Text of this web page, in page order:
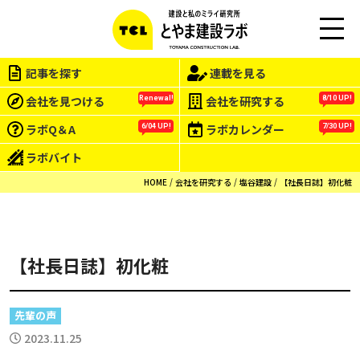
EN
記事を探す
連載を見る
会社を見つける
Renewal! 会社を研究する 8/10 UP!
ラボQ＆A 6/04 UP! ラボカレンダー 7/30 UP!
ラボバイト
HOME 会社を研究する 塩谷建設 【社長日誌】初化粧
【社長日誌】初化粧
先輩の声
2023.11.25
この会社をもっと研究する